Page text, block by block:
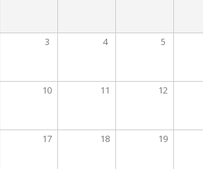
3 4 5
10 11 12
17 18 19